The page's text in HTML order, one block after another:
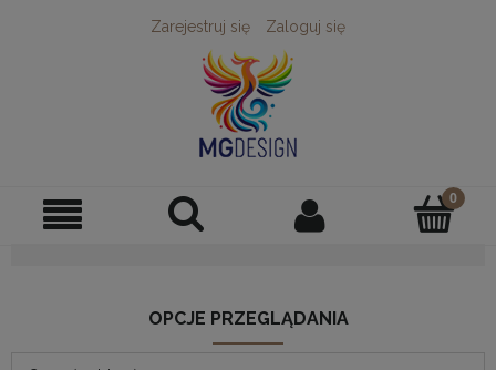
Zarejestruj się Zaloguj się
OPCJE PRZEGLĄDANIA